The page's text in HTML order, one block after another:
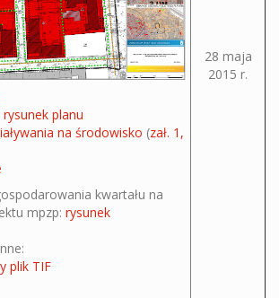
rysunek planu
na środowisko (zał. 1 ,
kwartału na
mpzp: rysunek
plik TIF
28 maja
2015 r.